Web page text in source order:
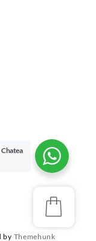
by Themehunk
Chatea